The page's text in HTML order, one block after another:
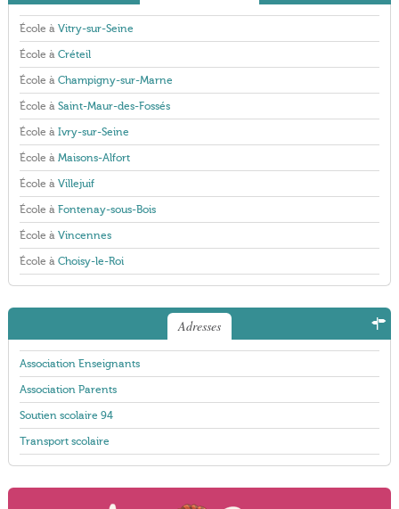
École à Vitry-sur-Seine
École à Créteil
École à Champigny-sur-Marne
École à Saint-Maur-des-Fossés
École à Ivry-sur-Seine
École à Maisons-Alfort
École à Villejuif
École à Fontenay-sous-Bois
École à Vincennes
École à Choisy-le-Roi
Adresses
Association Enseignants
Association Parents
Soutien scolaire 94
Transport scolaire